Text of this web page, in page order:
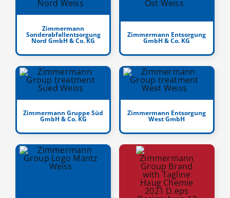
Zimmermann
Sonderabfallentsorgung
Nord GmbH & Co. KG
Zimmermann Entsorgung
GmbH & Co. KG
Zimmermann Gruppe Süd
GmbH & Co. KG
Zimmermann Entsorgung
West GmbH